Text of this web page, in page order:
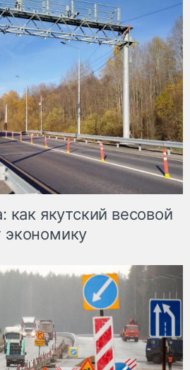
как якутский весовой
экономику